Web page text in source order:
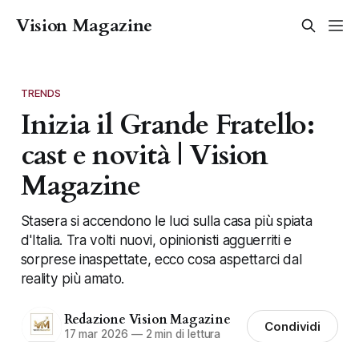
Vision Magazine
TRENDS
Inizia il Grande Fratello:
cast e novità | Vision
Magazine
Stasera si accendono le luci sulla casa più spiata
d'Italia. Tra volti nuovi, opinionisti agguerriti e
sorprese inaspettate, ecco cosa aspettarci dal
reality più amato.
Redazione Vision Magazine
17 mar 2026 —2 min di lettura Condividi